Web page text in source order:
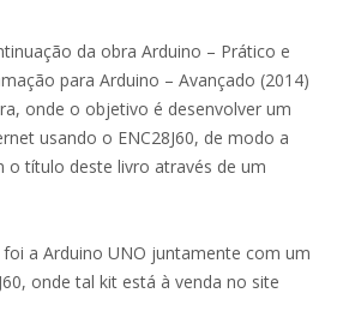
da obra Arduino – Prático e
para Arduino – Avançado (2014)
onde o objetivo é desenvolver um
usando o ENC28J60, de modo a
o título deste livro através de um
a Arduino UNO juntamente com um
onde tal kit está à venda no site